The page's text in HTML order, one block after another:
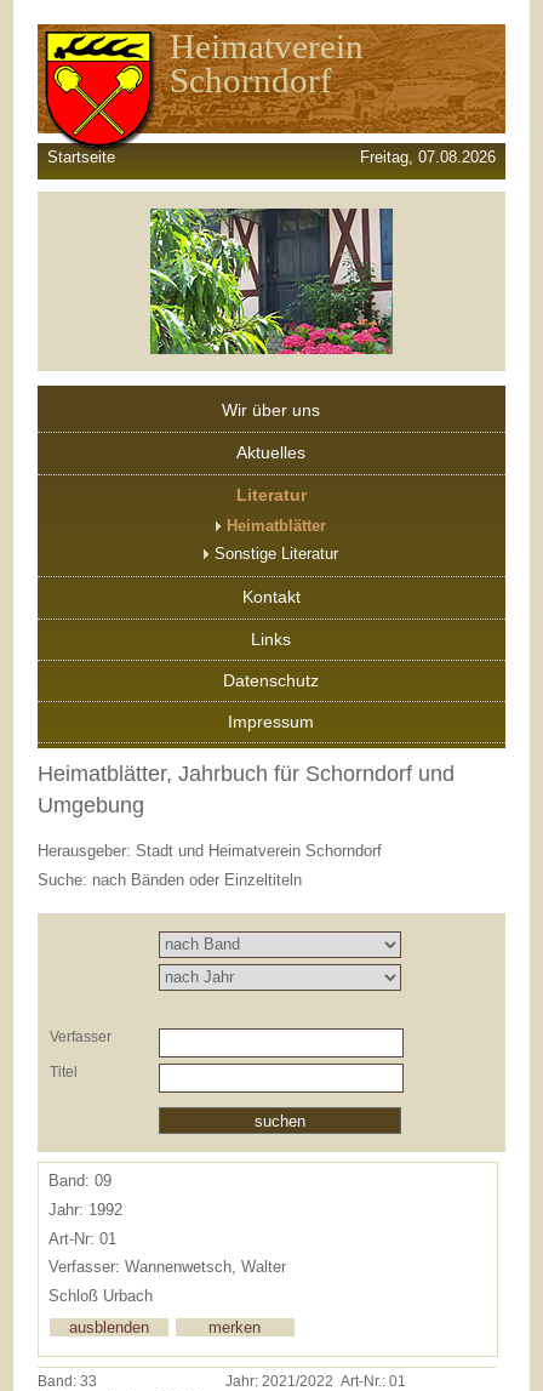
Heimatverein
Schorndorf
Startseite Freitag, 07.08.2026
Wir über uns
Aktuelles
Literatur
Heimatblätter
Sonstige Literatur
Kontakt
Links
Datenschutz
Impressum
Heimatblätter, Jahrbuch für Schorndorf und
Umgebung
Herausgeber: Stadt und Heimatverein Schorndorf
Suche: nach Bänden oder Einzeltiteln
Verfasser
Titel
Band: 09
Jahr: 1992
Art-Nr: 01
Verfasser: Wannenwetsch, Walter
Schloß Urbach
Band:33 Jahr: 2021/2022 Art-Nr.:01